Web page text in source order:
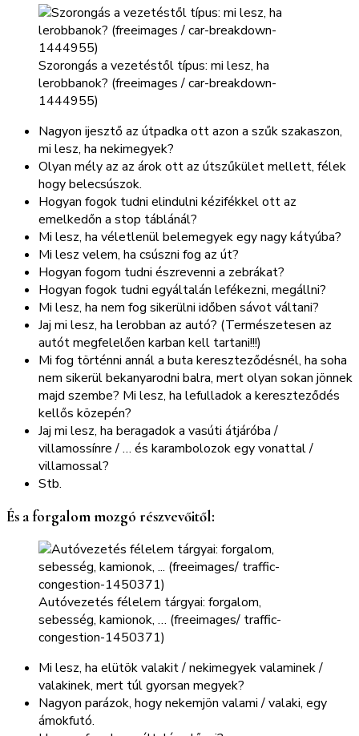
Szorongás a vezetéstől típus: mi lesz, ha
lerobbanok? (freeimages / car-breakdown-
1444955)
Nagyon ijesztő az útpadka ott azon a szűk szakaszon,
mi lesz, ha nekimegyek?
Olyan mély az az árok ott az útszűkület mellett, félek
hogy belecsúszok.
Hogyan fogok tudni elindulni kézifékkel ott az
emelkedőn a stop táblánál?
Mi lesz, ha véletlenül belemegyek egy nagy kátyúba?
Mi lesz velem, ha csúszni fog az út?
Hogyan fogom tudni észrevenni a zebrákat?
Hogyan fogok tudni egyáltalán lefékezni, megállni?
Mi lesz, ha nem fog sikerülni időben sávot váltani?
Jaj mi lesz, ha lerobban az autó? (Természetesen az
autót megfelelően karban kell tartani!!!)
Mi fog történni annál a buta kereszteződésnél, ha soha
nem sikerül bekanyarodni balra, mert olyan sokan jönnek
majd szembe? Mi lesz, ha lefulladok a kereszteződés
kellős közepén?
Jaj mi lesz, ha beragadok a vasúti átjáróba /
villamossínre / … és karambolozok egy vonattal /
villamossal?
Stb.
És a forgalom mozgó részvevőitől:
Autóvezetés félelem tárgyai: forgalom,
sebesség, kamionok, … (freeimages/ traffic-
congestion-1450371)
Mi lesz, ha elütök valakit / nekimegyek valaminek /
valakinek, mert túl gyorsan megyek?
Nagyon parázok, hogy nekemjön valami / valaki, egy
ámokfutó.